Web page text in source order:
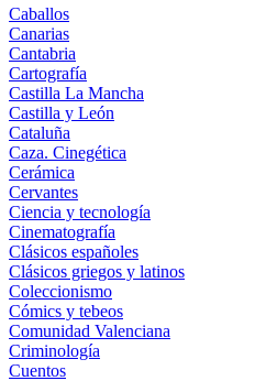
Caballos
Canarias
Cantabria
Cartografía
Castilla La Mancha
Castilla y León
Cataluña
Caza. Cinegética
Cerámica
Cervantes
Ciencia y tecnología
Cinematografía
Clásicos españoles
Clásicos griegos y latinos
Coleccionismo
Cómics y tebeos
Comunidad Valenciana
Criminología
Cuentos